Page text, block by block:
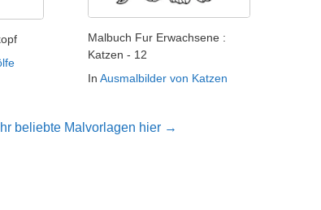
Malbuch Fur Erwachsene :
Katzen - 12
In Ausmalbilder von Katzen
beliebte Malvorlagen hier →